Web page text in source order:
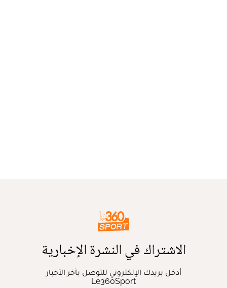
الاشتراك في النشرة الإخبارية
أدخل بريدك الإلكتروني للتوصل بآخر الأخبار
Le360Sport